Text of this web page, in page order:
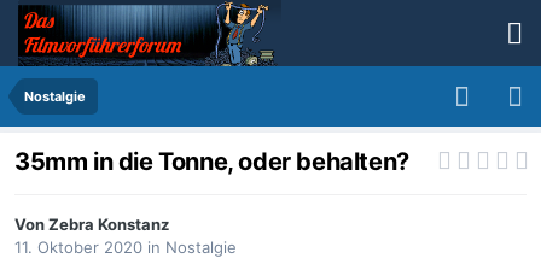
Nostalgie
35mm in die Tonne, oder behalten?
VonZebra Konstanz
11. Oktober 2020 in Nostalgie